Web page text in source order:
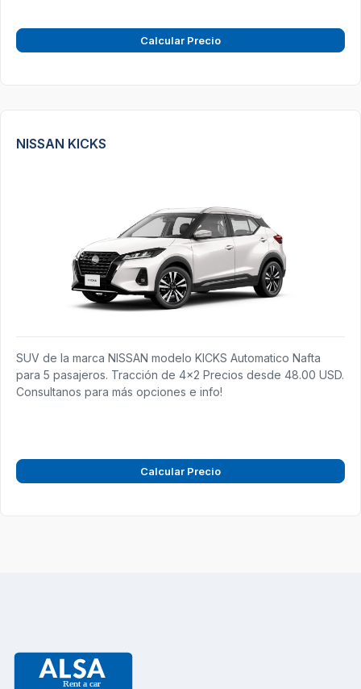
Calcular Precio
NISSAN KICKS
SUV de la marca NISSAN modelo KICKS Automatico Nafta
para 5 pasajeros. Tracción de 4x2 Precios desde 48.00 USD.
Consultanos para más opciones e info!
Calcular Precio